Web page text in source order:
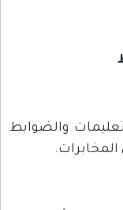
والضوابط
المخابرات.